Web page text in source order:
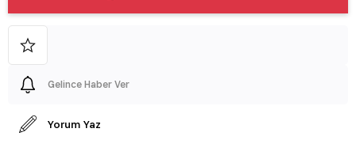
Gelince Haber Ver
Yorum Yaz